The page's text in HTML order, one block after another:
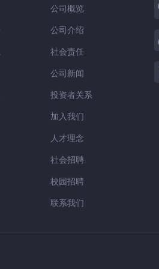
公司概览
公司介绍
社会责任
公司新闻
投资者关系
加入我们
人才理念
社会招聘
校园招聘
联系我们